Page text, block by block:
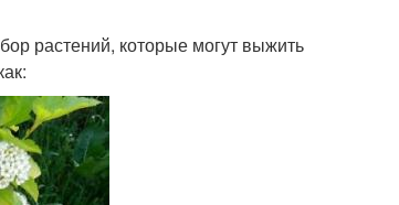
растений, которые могут выжить